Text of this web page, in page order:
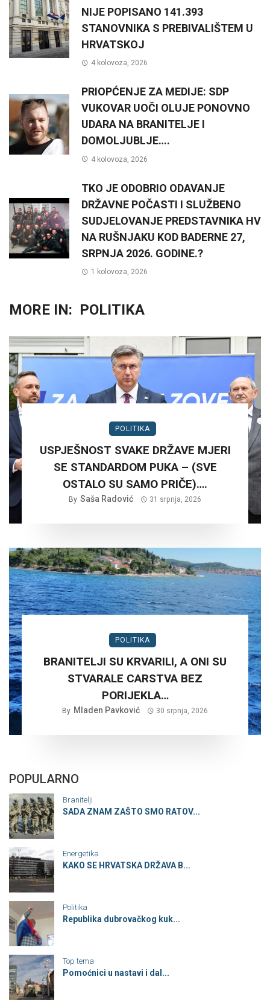
NIJE POPISANO 141.393
STANOVNIKA S PREBIVALIŠTEM U
HRVATSKOJ
4 kolovoza, 2026
PRIOPĆENJE ZA MEDIJE: SDP
VUKOVAR UOČI OLUJE PONOVNO
UDARA NA BRANITELJE I
DOMOLJUBLJE….
4 kolovoza, 2026
TKO JE ODOBRIO ODAVANJE
DRŽAVNE POČASTI I SLUŽBENO
SUDJELOVANJE PREDSTAVNIKA HV
NA RUŠNJAKU KOD BADERNE 27,
SRPNJA 2026. GODINE.?
1 kolovoza, 2026
MORE IN: POLITIKA
POLITIKA
USPJEŠNOST SVAKE DRŽAVE MJERI
SE STANDARDOM PUKA – (SVE
OSTALO SU SAMO PRIČE)….
By Saša Radović 31 srpnja, 2026
POLITIKA
BRANITELJI SU KRVARILI, A ONI SU
STVARALE CARSTVA BEZ
PORIJEKLA…
By Mladen Pavković 30 srpnja, 2026
POPULARNO
Branitelji
SADA ZNAM ZAŠTO SMO RATOV...
Energetika
KAKO SE HRVATSKA DRŽAVA B...
Politika
Republika dubrovačkog kuk...
Top tema
Pomoćnici u nastavi i dal...